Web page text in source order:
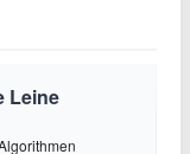
Leine